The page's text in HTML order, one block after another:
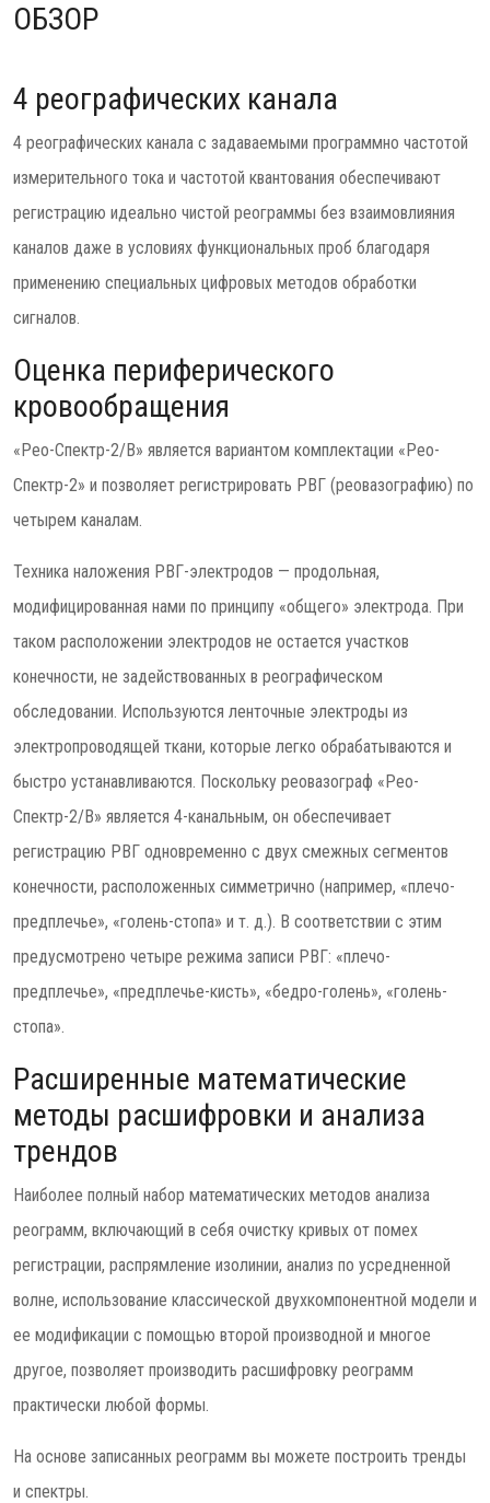
ОБЗОР
4 реографических канала
4 реографических канала с задаваемыми программно частотой
измерительного тока и частотой квантования обеспечивают
регистрацию идеально чистой реограммы без взаимовлияния
каналов даже в условиях функциональных проб благодаря
применению специальных цифровых методов обработки
сигналов.
Оценка периферического
кровообращения
«Рео-Спектр-2/В» является вариантом комплектации «Рео-
Спектр-2» и позволяет регистрировать РВГ (реовазографию) по
четырем каналам.
Техника наложения РВГ-электродов — продольная,
модифицированная нами по принципу «общего» электрода. При
таком расположении электродов не остается участков
конечности, не задействованных в реографическом
обследовании. Используются ленточные электроды из
электропроводящей ткани, которые легко обрабатываются и
быстро устанавливаются. Поскольку реовазограф «Рео-
Спектр-2/В» является 4-канальным, он обеспечивает
регистрацию РВГ одновременно с двух смежных сегментов
конечности, расположенных симметрично (например, «плечо-
предплечье», «голень-стопа» и т. д.). В соответствии с этим
предусмотрено четыре режима записи РВГ: «плечо-
предплечье», «предплечье-кисть», «бедро-голень», «голень-
стопа».
Расширенные математические
методы расшифровки и анализа
трендов
Наиболее полный набор математических методов анализа
реограмм, включающий в себя очистку кривых от помех
регистрации, распрямление изолинии, анализ по усредненной
волне, использование классической двухкомпонентной модели и
ее модификации с помощью второй производной и многое
другое, позволяет производить расшифровку реограмм
практически любой формы.
На основе записанных реограмм вы можете построить тренды
и спектры.